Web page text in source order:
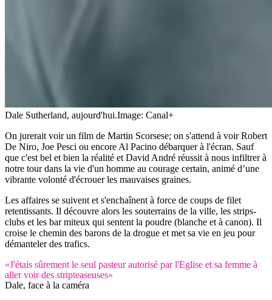
Dale Sutherland, aujourd'hui.Image: Canal+
On jurerait voir un film de Martin Scorsese; on s'attend à voir Robert
De Niro, Joe Pesci ou encore Al Pacino débarquer à l'écran. Sauf
que c'est bel et bien la réalité et David André réussit à nous infiltrer à
notre tour dans la vie d'un homme au courage certain, animé d’une
vibrante volonté d'écrouer les mauvaises graines.
Les affaires se suivent et s'enchaînent à force de coups de filet
retentissants. Il découvre alors les souterrains de la ville, les strips-
clubs et les bar miteux qui sentent la poudre (blanche et à canon). Il
croise le chemin des barons de la drogue et met sa vie en jeu pour
démanteler des trafics.
«J'étais sûrement le seul pasteur autorisé par l'Eglise et sa femme à
aller voir des stripteaseuses»
Dale, face à la caméra